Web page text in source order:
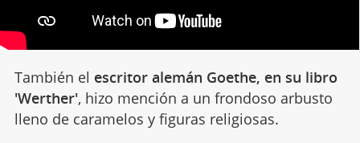
También el escritor alemán Goethe, en su libro
'Werther', hizo mención a un frondoso arbusto
lleno de caramelos y figuras religiosas.